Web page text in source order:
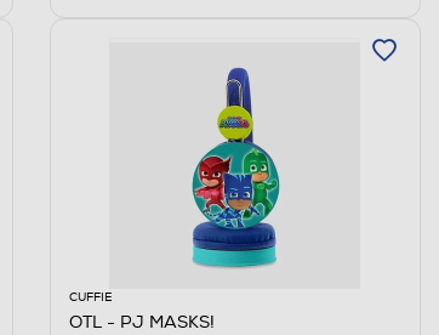
CUFFIE
OTL - PJ MASKS!